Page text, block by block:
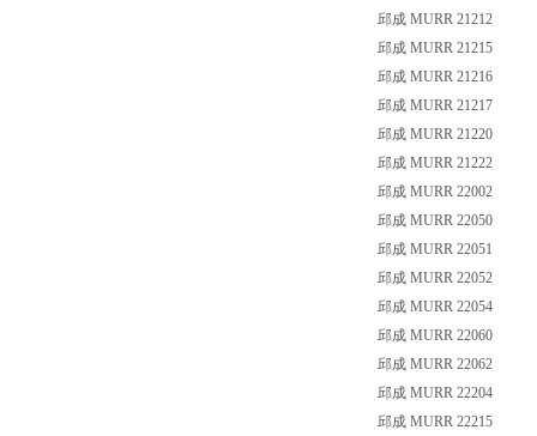
邱成 MURR 21212
邱成 MURR 21215
邱成 MURR 21216
邱成 MURR 21217
邱成 MURR 21220
邱成 MURR 21222
邱成 MURR 22002
邱成 MURR 22050
邱成 MURR 22051
邱成 MURR 22052
邱成 MURR 22054
邱成 MURR 22060
邱成 MURR 22062
邱成 MURR 22204
邱成 MURR 22215